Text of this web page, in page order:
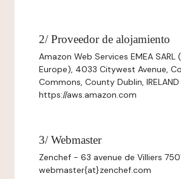
2/ Proveedor de alojamiento
Amazon Web Services EMEA SARL
Europe), 4033 Citywest Avenue,
Commons, County Dublin, IRELAND
https://aws.amazon.com
3/ Webmaster
Zenchef - 63 avenue de Villiers
webmaster{at}zenchef.com